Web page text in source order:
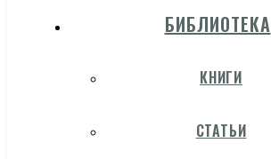
БИБЛИОТЕКА
КНИГИ
СТАТЬИ